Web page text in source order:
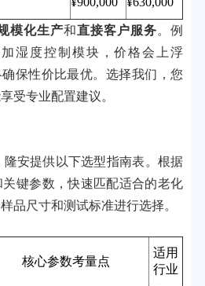
模化生产和直接客户服务。例
湿度控制模块，价格会上浮
确保性价比最优。选择我们，您
受专业配置建议。
安提供以下选型指南表。根据
键参数，快速匹配适合的老化
品尺寸和测试标准进行选择。
核心参数考量点
适用
行业